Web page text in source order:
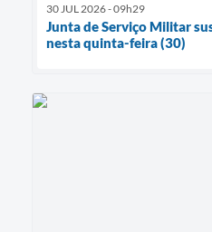
30 JUL 2026 - 09h29
Junta de Serviço Militar
nesta quinta-feira (30)